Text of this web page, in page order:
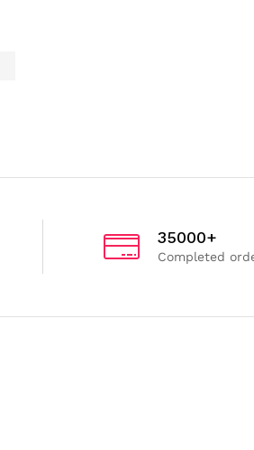
35000+
Completed